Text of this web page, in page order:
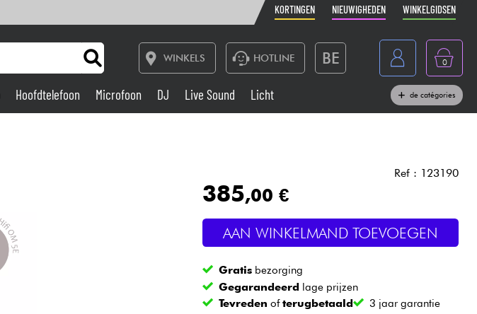
KORTINGEN NIEUWIGHEDEN WINKELGIDSEN
WINKELS HOTLINE BE
France
Belgique
Nederland
0
Live Sound
Blaasinstrument
Kabels & toebehoren
Hoofdtelefoon Microfoon DJ Live Sound Licht de catégories
Ref : 123190
385,00 €
AAN WINKELMAND TOEVOEGEN
Gratis bezorging
Gegarandeerd lage prijzen
Tevreden ofterugbetaald 3 jaar garantie